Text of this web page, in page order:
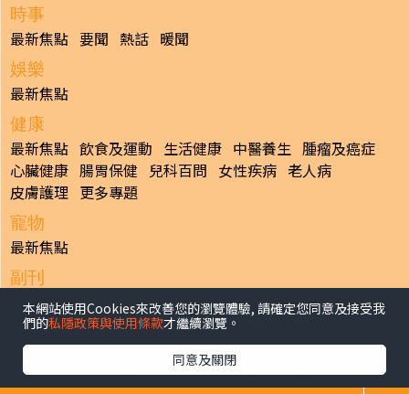
時事
最新焦點 要聞 熱話 暖聞
娛樂
最新焦點
健康
最新焦點 飲食及運動 生活健康 中醫養生 腫瘤及癌症
心臟健康 腸胃保健 兒科百問 女性疾病 老人病
皮膚護理 更多專題
寵物
最新焦點
副刊
最新焦點
日報
中國/國際
生活副刊 親子/教育 體育 專題/人物 昔日晴報
本網站使用Cookies來改善您的瀏覽體驗, 請確定您同意及接受我
們的私隱政策與使用條款才繼續瀏覽。
同意及關閉